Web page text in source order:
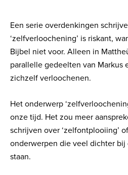
Een serie overdenkingen
‘zelfverloochening’ is riskant,
Bijbel niet voor. Alleen in
parallelle gedeelten van Markus
zichzelf verloochenen.
Het onderwerp
onze tijd. Het zou meer
schrijven over ‘zelfontplooiing’
onderwerpen die veel dichter
staan.